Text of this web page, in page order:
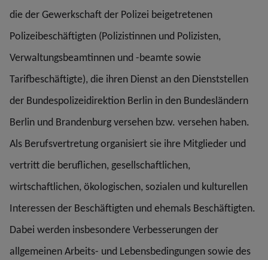
die der Gewerkschaft der Polizei beigetretenen
Polizeibeschäftigten (Polizistinnen und Polizisten,
Verwaltungsbeamtinnen und -beamte sowie
Tarifbeschäftigte), die ihren Dienst an den Dienststellen
der Bundespolizeidirektion Berlin in den Bundesländern
Berlin und Brandenburg versehen bzw. versehen haben.
Als Berufsvertretung organisiert sie ihre Mitglieder und
vertritt die beruflichen, gesellschaftlichen,
wirtschaftlichen, ökologischen, sozialen und kulturellen
Interessen der Beschäftigten und ehemals Beschäftigten.
Dabei werden insbesondere Verbesserungen der
allgemeinen Arbeits- und Lebensbedingungen sowie des